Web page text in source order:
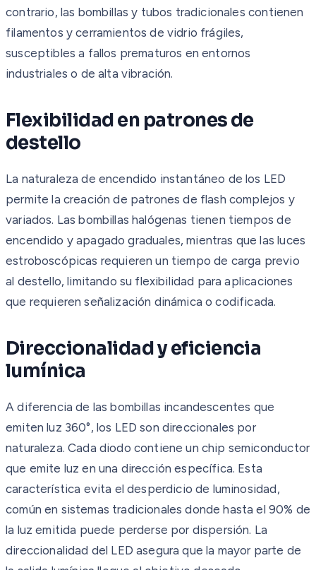
contrario, las bombillas y tubos tradicionales contienen
filamentos y cerramientos de vidrio frágiles,
susceptibles a fallos prematuros en entornos
industriales o de alta vibración.
Flexibilidad en patrones de
destello
La naturaleza de encendido instantáneo de los LED
permite la creación de patrones de flash complejos y
variados. Las bombillas halógenas tienen tiempos de
encendido y apagado graduales, mientras que las luces
estroboscópicas requieren un tiempo de carga previo
al destello, limitando su flexibilidad para aplicaciones
que requieren señalización dinámica o codificada.
Direccionalidad y eficiencia
lumínica
A diferencia de las bombillas incandescentes que
emiten luz 360°, los LED son direccionales por
naturaleza. Cada diodo contiene un chip semiconductor
que emite luz en una dirección específica. Esta
característica evita el desperdicio de luminosidad,
común en sistemas tradicionales donde hasta el 90% de
la luz emitida puede perderse por dispersión. La
direccionalidad del LED asegura que la mayor parte de